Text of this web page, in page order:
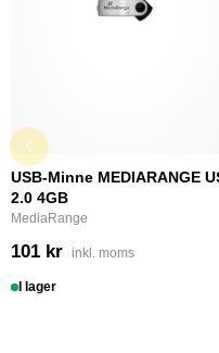
USB-Minne MEDIARANGE
2.0 4GB
MediaRange
101 kr inkl. moms
I lager